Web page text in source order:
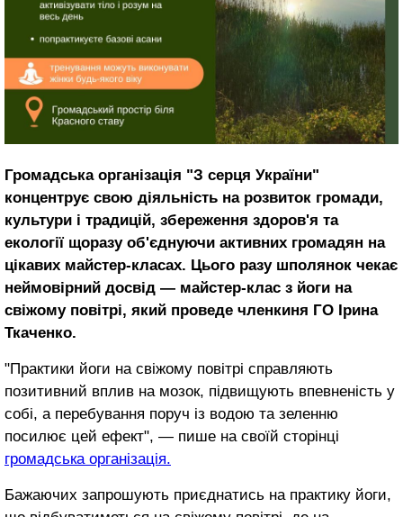
Громадська організація "З серця України"
концентрує свою діяльність на розвиток громади,
культури і традицій, збереження здоров'я та
екології щоразу об'єднуючи активних громадян на
цікавих майстер-класах. Цього разу шполянок чекає
неймовірний досвід — майстер-клас з йоги на
свіжому повітрі, який проведе членкиня ГО Ірина
Ткаченко.
"Практики йоги на свіжому повітрі справляють
позитивний вплив на мозок, підвищують впевненість у
собі, а перебування поруч із водою та зеленню
посилює цей ефект", — пише на своїй сторінці
громадська організація.
Бажаючих запрошують приєднатись на практику йоги,